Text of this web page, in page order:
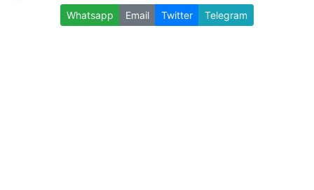
Whatsapp Email Twitter Telegram